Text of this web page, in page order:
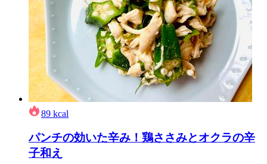
89 kcal
パンチの効いた辛み！鶏ささみとオクラの辛
子和え